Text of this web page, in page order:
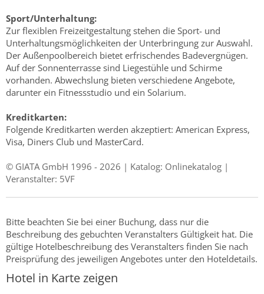
Sport/Unterhaltung:
Zur flexiblen Freizeitgestaltung stehen die Sport- und
Unterhaltungsmöglichkeiten der Unterbringung zur Auswahl.
Der Außenpoolbereich bietet erfrischendes Badevergnügen.
Auf der Sonnenterrasse sind Liegestühle und Schirme
vorhanden. Abwechslung bieten verschiedene Angebote,
darunter ein Fitnessstudio und ein Solarium.
Kreditkarten:
Folgende Kreditkarten werden akzeptiert: American Express,
Visa, Diners Club und MasterCard.
© GIATA GmbH 1996 - 2026 | Katalog: Onlinekatalog |
Veranstalter: 5VF
Bitte beachten Sie bei einer Buchung, dass nur die
Beschreibung des gebuchten Veranstalters Gültigkeit hat. Die
gültige Hotelbeschreibung des Veranstalters finden Sie nach
Preisprüfung des jeweiligen Angebotes unter den Hoteldetails.
Hotel in Karte zeigen